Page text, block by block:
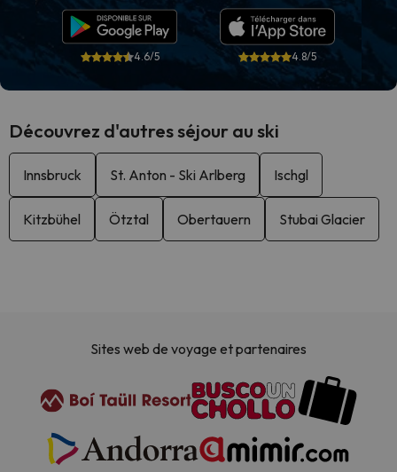
4.6/5 4.8/5
Découvrez d'autres séjour au ski
Innsbruck St. Anton - Ski Arlberg Ischgl
Kitzbühel Ötztal Obertauern Stubai Glacier
Sites web de voyage et partenaires